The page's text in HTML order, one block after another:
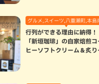
グルメ,スイーツ,八重瀬町,本島
行列ができる理由に納得！
「新垣珈琲」の自家焙煎コ
ヒーソフトクリーム＆炙り